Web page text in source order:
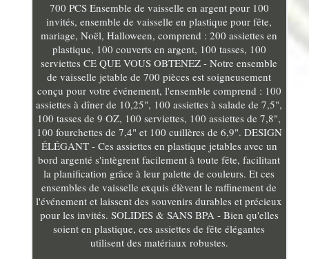
700 PCS Ensemble de vaisselle en argent pour 100
invités, ensemble de vaisselle en plastique pour fête,
mariage, Noël, Halloween, comprend : 200 assiettes en
plastique, 100 couverts en argent, 100 tasses, 100
serviettes CE QUE VOUS OBTENEZ - Notre ensemble
de vaisselle jetable de 700 pièces est soigneusement
conçu pour votre événement, l'ensemble comprend : 100
assiettes à dîner de 10,25", 100 assiettes à salade de 7,5",
100 tasses de 9 OZ, 100 serviettes, 100 assiettes de 7,8",
100 fourchettes de 7,4" et 100 cuillères de 6,9". DESIGN
ÉLÉGANT - Ces assiettes en plastique jetables avec un
bord argenté s'intègrent facilement à toute fête, facilitant
la planification grâce à leur palette de couleurs. Et ces
ensembles de vaisselle exquis élèvent le raffinement de
l'événement et laissent des souvenirs durables et précieux
pour les invités. SOLIDES & SANS BPA - Bien qu'elles
soient en plastique, ces assiettes de fête élégantes
utilisent des matériaux robustes.